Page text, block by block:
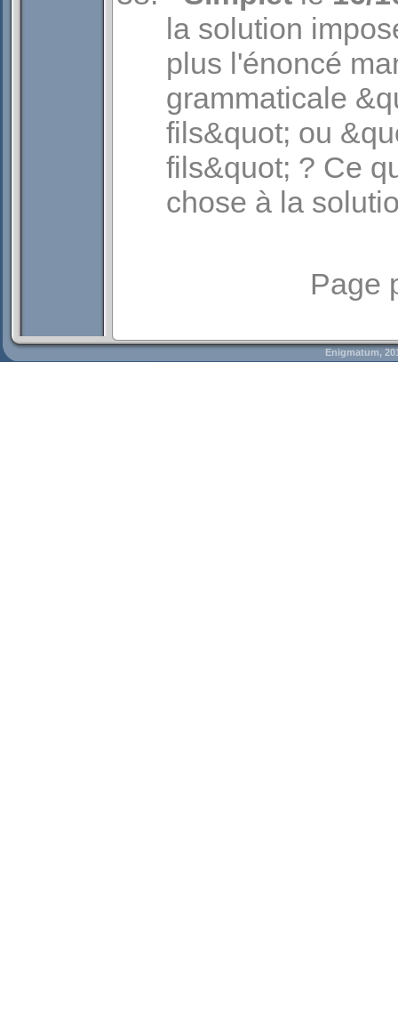
la solution
plus l'énoncé
grammaticale
fils&quot; ou
fils&quot; ? Ce
chose à la
Page
Enigmatum,